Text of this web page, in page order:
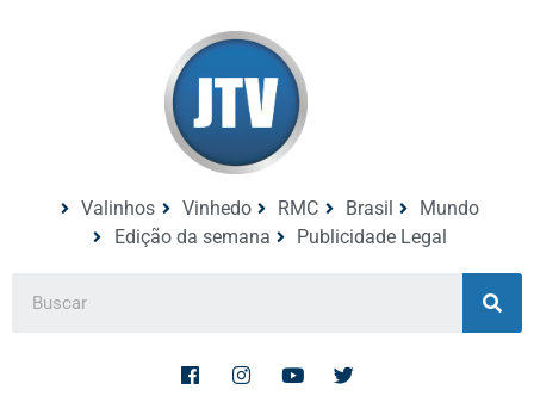
Valinhos Vinhedo RMC Brasil
Mundo
Edição da semana
Publicidade Legal